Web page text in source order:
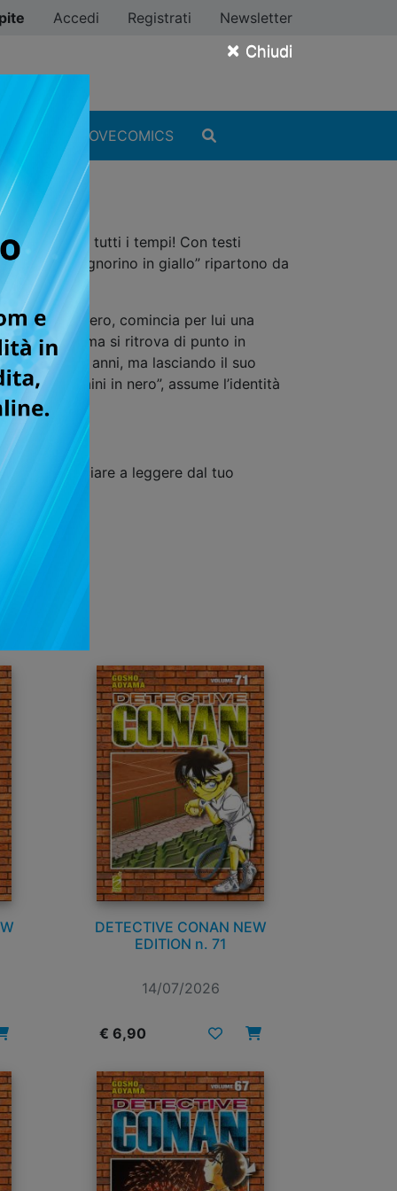
× Chiudi
Accedi Registrati Newsletter
#ILOVECOMICS
detective di tutti i tempi! Con testi
“signorino in giallo” ripartono da
vestiti di nero, comincia per lui una
ma si ritrova di punto in
di sette anni, ma lasciando il suo
“uomini in nero”, assume l’identità
e cominciare a leggere dal tuo
DETECTIVE CONAN NEW
EDITION n. 71
14/07/2026
€ 6,90